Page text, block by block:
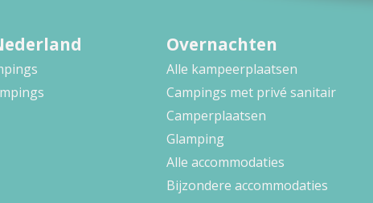
Overnachten
Alle kampeerplaatsen
Campings met privé sanitair
Camperplaatsen
Glamping
Alle accommodaties
Bijzondere accommodaties